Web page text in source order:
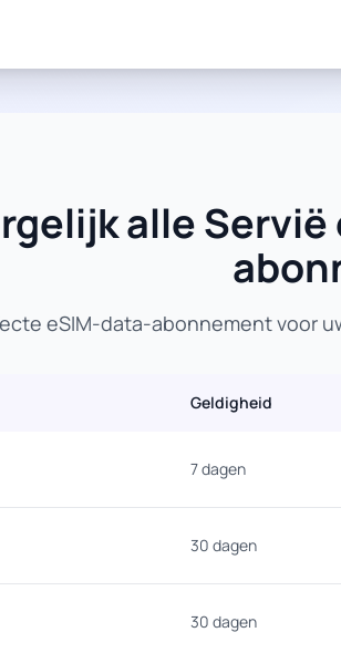
alle
eSIM-data-abonnement voor
Geldigheid
7 dagen
30 dagen
30 dagen